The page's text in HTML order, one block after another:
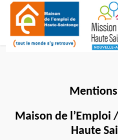
Maison de l’Emploi
Haute